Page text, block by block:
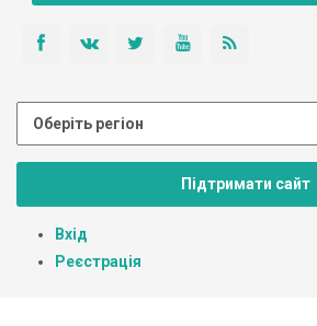
Підтримати сайт
Вхід
Реєстрація